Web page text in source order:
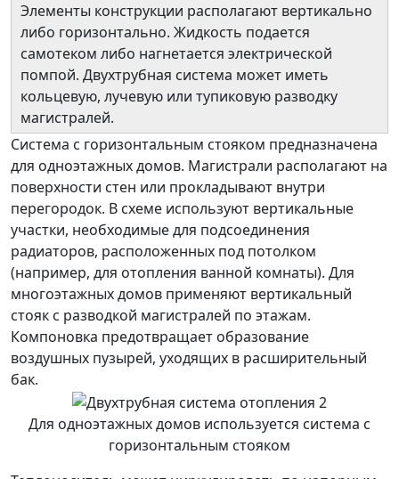
Элементы конструкции располагают вертикально
либо горизонтально. Жидкость подается
самотеком либо нагнетается электрической
помпой. Двухтрубная система может иметь
кольцевую, лучевую или тупиковую разводку
магистралей.
Система с горизонтальным стояком предназначена
для одноэтажных домов. Магистрали располагают на
поверхности стен или прокладывают внутри
перегородок. В схеме используют вертикальные
участки, необходимые для подсоединения
радиаторов, расположенных под потолком
(например, для отопления ванной комнаты). Для
многоэтажных домов применяют вертикальный
стояк с разводкой магистралей по этажам.
Компоновка предотвращает образование
воздушных пузырей, уходящих в расширительный
бак.
Для одноэтажных домов используется система с
горизонтальным стояком